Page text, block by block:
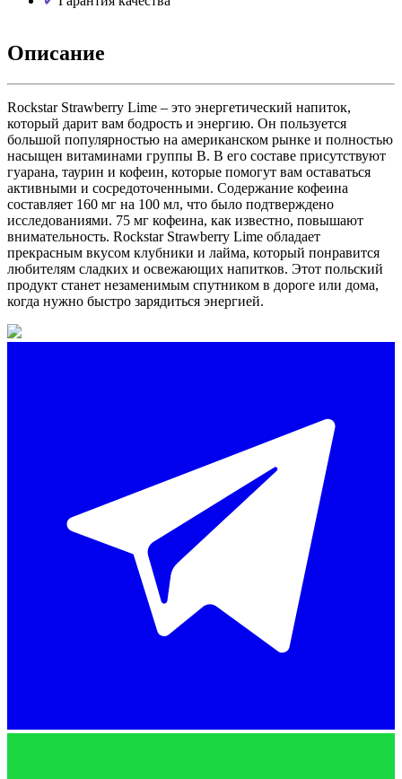
Описание
Rockstar Strawberry Lime – это энергетический напиток,
который дарит вам бодрость и энергию. Он пользуется
большой популярностью на американском рынке и полностью
насыщен витаминами группы В. В его составе присутствуют
гуарана, таурин и кофеин, которые помогут вам оставаться
активными и сосредоточенными. Содержание кофеина
составляет 160 мг на 100 мл, что было подтверждено
исследованиями. 75 мг кофеина, как известно, повышают
внимательность. Rockstar Strawberry Lime обладает
прекрасным вкусом клубники и лайма, который понравится
любителям сладких и освежающих напитков. Этот польский
продукт станет незаменимым спутником в дороге или дома,
когда нужно быстро зарядиться энергией.